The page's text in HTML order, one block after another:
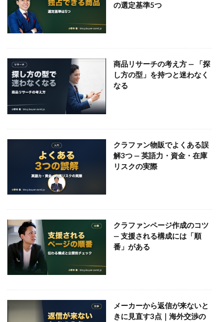
の選定基準5つ
商品リサーチの考え方 — 「探
し方の型」を持つと迷わなく
なる
クラファン物販でよくある誤
解3つ — 英語力・資金・在庫
リスクの実際
クラファンページ作成のコツ
— 支援される構成には「順
番」がある
メーカーから返信が来ないと
きに見直す3点｜海外交渉の